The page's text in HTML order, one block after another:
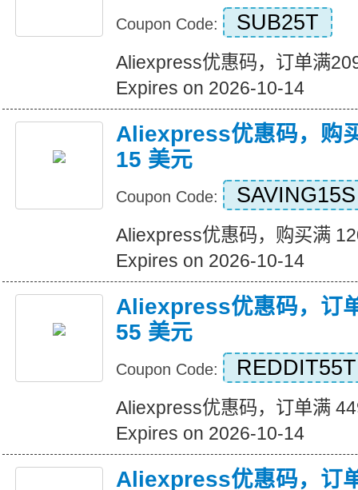
Coupon Code: SUB25T
Aliexpress优惠码，订单满
Expires on 2026-10-14
Aliexpress优惠码，购
15 美元
Coupon Code: SAVING15S
Aliexpress优惠码，购买满
Expires on 2026-10-14
Aliexpress优惠码，订
55 美元
Coupon Code: REDDIT55T
Aliexpress优惠码，订单满
Expires on 2026-10-14
Aliexpress优惠码，订